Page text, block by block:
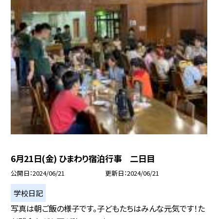
6月21日(金) ひまわり宿泊行事 二日目
公開日 2024/06/21 更新日 2024/06/21
学校日記
写真は朝ご飯の様子です。子どもたちはみんな元気です！た